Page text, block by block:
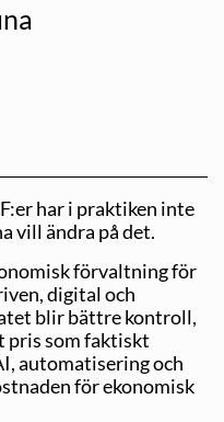
har i praktiken inte
vill ändra på det.
förvaltning för
digital och
blir bättre kontroll,
pris som faktiskt
automatisering och
för ekonomisk